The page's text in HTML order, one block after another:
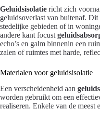
Geluidsisolatie richt zich
geluidsoverlast van buitenaf.
stedelijke gebieden of in
andere kant focust
echo’s en galm binnenin een
zalen of ruimtes met harde,
Materialen voor geluidsisolatie
Een verscheidenheid aan
worden gebruikt om een
realiseren. Enkele van de meest